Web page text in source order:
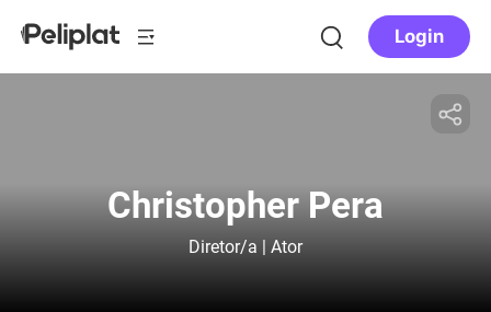
Login
Christopher Pera
Diretor/a | Ator